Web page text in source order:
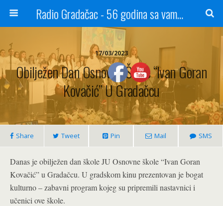
Radio Gradačac - 56 godina sa vama...
17/03/2023
Obilježen Dan Osnovne Škole “Ivan Goran
Kovačić” U Gradačcu
Share Tweet Pin Mail SMS
Danas je obilježen dan škole JU Osnovne škole “Ivan Goran
Kovačić” u Gradačcu. U gradskom kinu prezentovan je bogat
kulturno – zabavni program kojeg su pripremili nastavnici i
učenici ove škole.